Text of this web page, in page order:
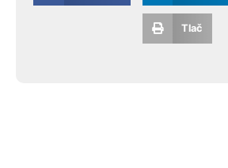
Tlač